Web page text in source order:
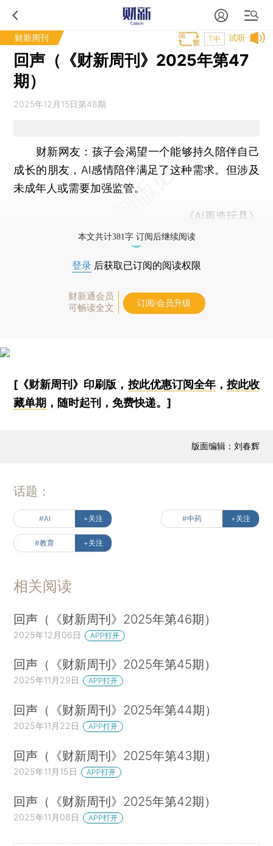
财新周刊 试听
T中
回声（《财新周刊》2025年第47
期）
2025年12月15日第48期
财新网友： 孩子会渴望一个能够持久陪伴自己
成长的朋友，AI感情陪伴满足了这种需求。但涉及
未成年人或需要加强监管。
《AI再造玩具》
本文共计381字 订阅后继续阅读
登录 后获取已订阅的阅读权限
财新通会员
可畅读全文
订阅/会员升级
[《财新周刊》印刷版， 按此优惠订阅全年， 按此收
藏单期 ，随时起刊，免费快递。]
版面编辑：刘春辉
话题：
#AI +关注 #中药 +关注
#教育 +关注
相关阅读
回声（《财新周刊》2025年第46期）
2025年12月06日 APP打开
回声（《财新周刊》2025年第45期）
2025年11月29日 APP打开
回声（《财新周刊》2025年第44期）
2025年11月22日 APP打开
回声（《财新周刊》2025年第43期）
2025年11月15日 APP打开
回声（《财新周刊》2025年第42期）
2025年11月08日 APP打开